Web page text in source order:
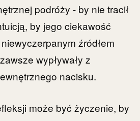
podróży - by nie tracił
by jego ciekawość
źródłem
wypływały z
nacisku.
może być życzenie, by